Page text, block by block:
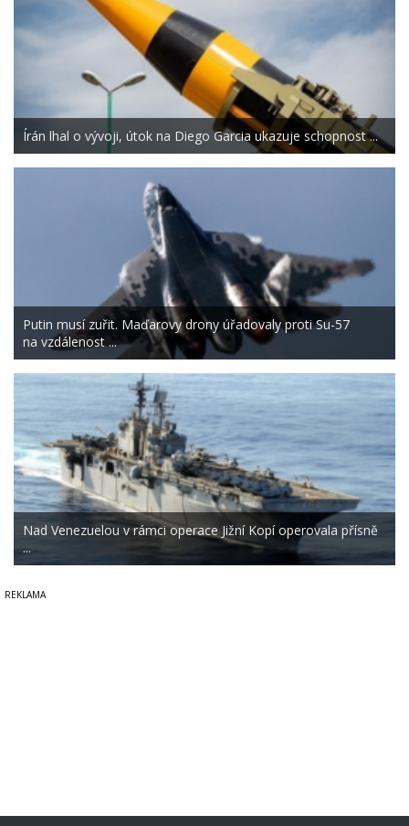
Írán lhal o vývoji, útok na Diego Garcia ukazuje schopnost ...
Putin musí zuřit. Maďarovy drony úřadovaly proti Su-57
na vzdálenost ...
Nad Venezuelou v rámci operace Jižní Kopí operovala přísně
...